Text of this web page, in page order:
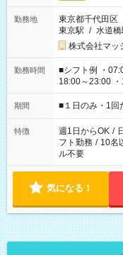
勤務地
東京都千代田区
東京駅 / 水道橋
株式会社マッ
勤務時間
■シフト例 ・
18:00～23:00
etc ★最短で3時間で5,120円のお仕事から 15時間で2万円近く稼
げるお仕事も！ ご希望のお時間に合わせてご紹介！ ※シフトは
ください！
期間 ■１日のみ・1回
特徴 週1日からOK /
フト勤務 / 10名
ル不要
気になる！